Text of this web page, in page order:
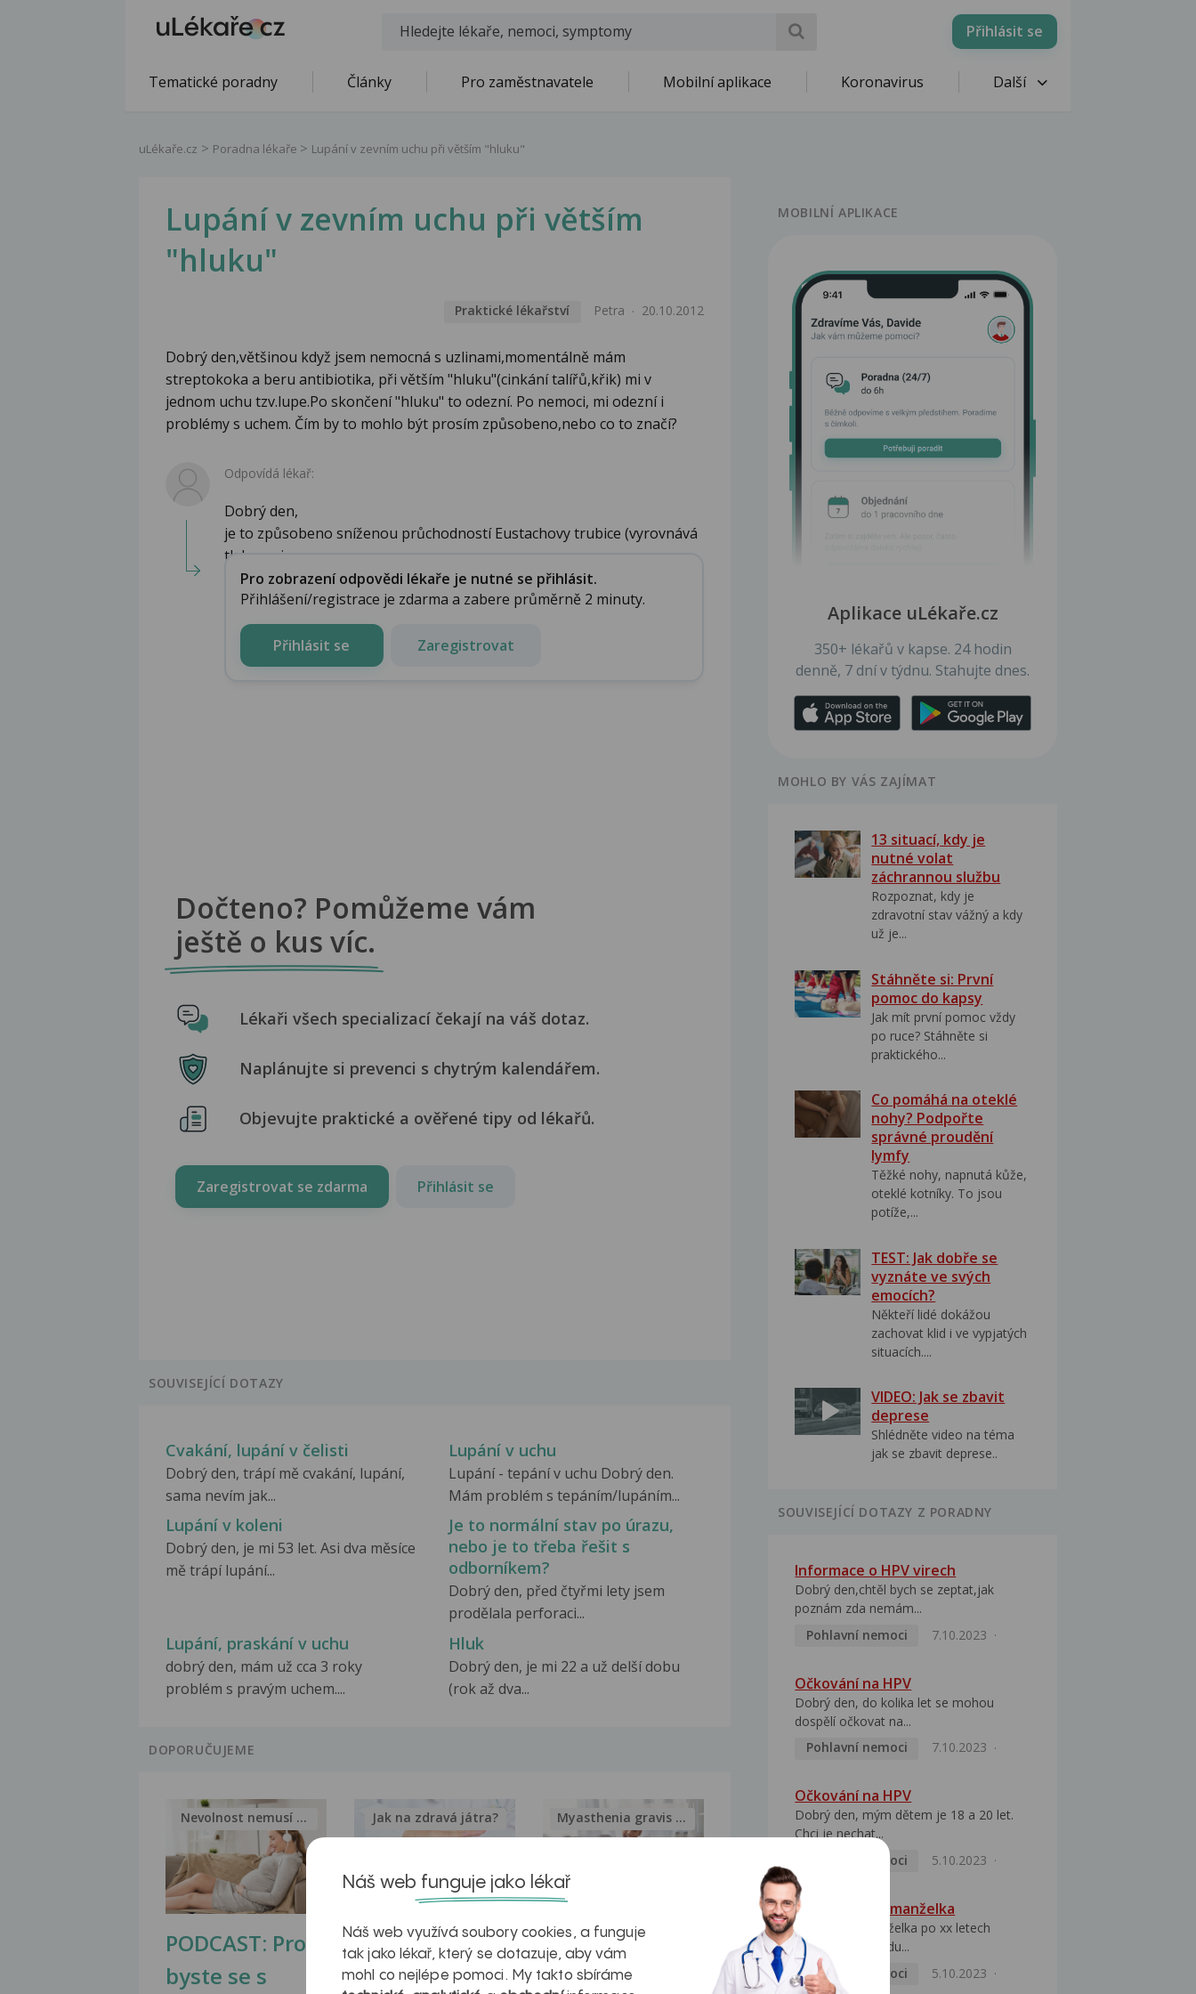
Přihlásit se
Tematické poradny Články Pro zaměstnavatele Mobilní aplikace Koronavirus Další
uLékaře.cz Poradna lékaře Lupání v zevním uchu při větším "hluku"
Lupání v zevním uchu při větším
"hluku"
Praktické lékařství Petra 20.10.2012
Dobrý den,většinou když jsem nemocná s uzlinami,momentálně mám
streptokoka a beru antibiotika, při větším "hluku"(cinkání talířů,křik) mi v
jednom uchu tzv.lupe.Po skončení "hluku" to odezní. Po nemoci, mi odezní i
problémy s uchem. Čím by to mohlo být prosím způsobeno,nebo co to značí?
Odpovídá lékař:
Dobrý den,
je to způsobeno sníženou průchodností Eustachovy trubice (vyrovnává
tlak mezi n...
Pro zobrazení odpovědi lékaře je nutné se přihlásit.
Přihlášení/registrace je zdarma a zabere průměrně 2 minuty.
Přihlásit se Zaregistrovat
Dočteno? Pomůžeme vám
ještě o kus víc.
Lékaři všech specializací čekají na váš dotaz.
Naplánujte si prevenci s chytrým kalendářem.
Objevujte praktické a ověřené tipy od lékařů.
Zaregistrovat se zdarma Přihlásit se
SOUVISEJÍCÍ DOTAZY
Cvakání, lupání v čelisti
Dobrý den, trápí mě cvakání, lupání,
sama nevím jak...
Lupání v uchu
Lupání - tepání v uchu Dobrý den.
Mám problém s tepáním/lupáním...
Lupání v koleni
Dobrý den, je mi 53 let. Asi dva měsíce
mě trápí lupání...
Je to normální stav po úrazu,
nebo je to třeba řešit s
odborníkem?
Dobrý den, před čtyřmi lety jsem
prodělala perforaci...
Lupání, praskání v uchu
dobrý den, mám už cca 3 roky
problém s pravým uchem....
Hluk
Dobrý den, je mi 22 a už delší dobu
(rok až dva...
DOPORUČUJEME
PODCAST: Proč
byste se s
Nevolnost nemusí být nutnou...
Ztukovatění
jater v datech a
Jak na zdravá játra?
Inovativní
léčba
Myasthenia gravis – vše, co...
MOBILNÍ APLIKACE
Aplikace uLékaře.cz
350+ lékařů v kapse. 24 hodin
denně, 7 dní v týdnu. Stahujte dnes.
MOHLO BY VÁS ZAJÍMAT
13 situací, kdy je
nutné volat
záchrannou službu
Rozpoznat, kdy je
zdravotní stav vážný a kdy
už je...
Stáhněte si: První
pomoc do kapsy
Jak mít první pomoc vždy
po ruce? Stáhněte si
praktického...
Co pomáhá na oteklé
nohy? Podpořte
správné proudění
lymfy
Těžké nohy, napnutá kůže,
oteklé kotníky. To jsou
potíže,...
TEST: Jak dobře se
vyznáte ve svých
emocích?
Někteří lidé dokážou
zachovat klid i ve vypjatých
situacích....
VIDEO: Jak se zbavit
deprese
Shlédněte video na téma
jak se zbavit deprese..
SOUVISEJÍCÍ DOTAZY Z PORADNY
Informace o HPV virech
Dobrý den,chtěl bych se zeptat,jak
poznám zda nemám...
Pohlavní nemoci
7.10.2023
Očkování na HPV
Dobrý den, do kolika let se mohou
dospělí očkovat na...
Pohlavní nemoci
7.10.2023
Očkování na HPV
Dobrý den, mým dětem je 18 a 20 let.
Chci je nechat...
Pohlavní nemoci
5.10.2023
HPV pozitivní manželka
Dobrý den, manželka po xx letech
přivezla z Východu...
Pohlavní nemoci
5.10.2023
Náš web funguje jako lékař
Náš web využívá soubory cookies, a funguje
tak jako lékař, který se dotazuje, aby vám
mohl co nejlépe pomoci. My takto sbíráme